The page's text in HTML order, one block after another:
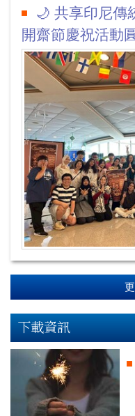
🌙 共享印尼傳
開齋節慶祝活動
下載資訊